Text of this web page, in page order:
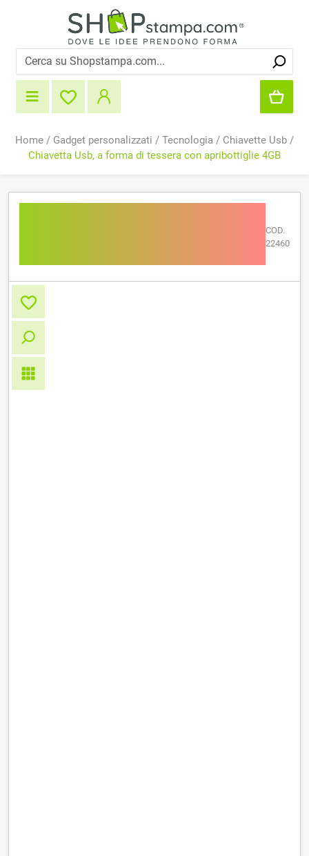
Home / Gadget personalizzati / Tecnologia / Chiavette Usb /
Chiavetta Usb, a forma di tessera con apribottiglie 4GB
COD.
22460